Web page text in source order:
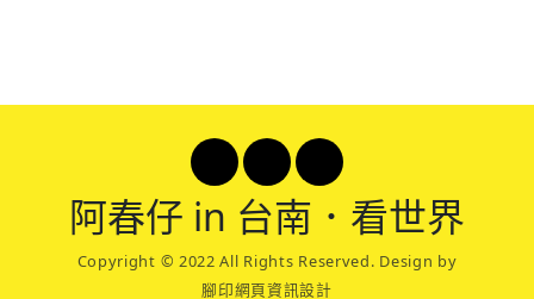
阿春仔 in 台南．看世界
Copyright © 2022 All Rights Reserved. Design by
腳印網頁資訊設計